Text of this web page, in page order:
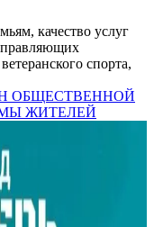
качество услуг
спорта,
ОБЩЕСТВЕННОЙ
ЖИТЕЛЕЙ